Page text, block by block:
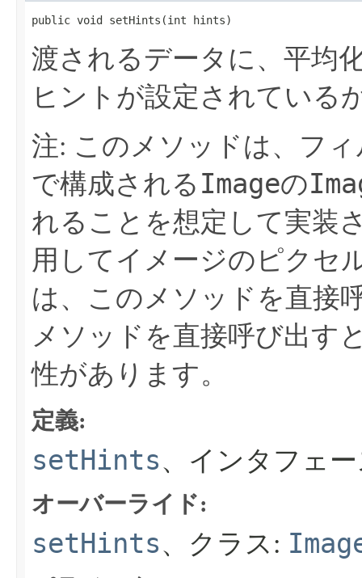
public void setHints​(int hints)
渡されるデータに、平均
ヒントが設定されている
注: このメソッドは、フ
で構成される Imageの
れることを想定して実装
用してイメージのピクセ
は、このメソッドを直接
メソッドを直接呼び出す
性があります。
定義:
setHints、インタフェ
オーバーライド:
setHints、クラス: